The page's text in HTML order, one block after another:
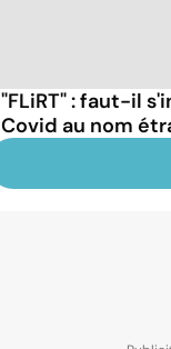
"FLiRT" : faut-il
Covid au nom